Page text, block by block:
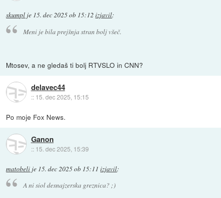
skumpl je 15. dec 2025 ob 15:12 izjavil:
Meni je bila prejšnja stran bolj všeč.
Mtosev, a ne gledaš ti bolj RTVSLO in CNN?
delavec44
:: 15. dec 2025, 15:15
Po moje Fox News.
Ganon
:: 15. dec 2025, 15:39
matobeli je 15. dec 2025 ob 15:11 izjavil:
A ni siol desnajzerska greznica? ;)